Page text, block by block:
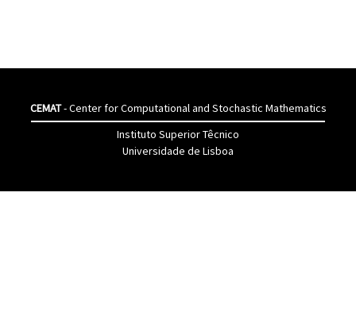
CEMAT- Center for Computational and Stochastic Mathematics
Instituto Superior Têcnico
Universidade de Lisboa